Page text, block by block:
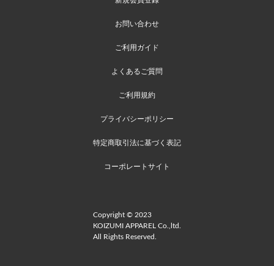
お問い合わせ
ご利用ガイド
よくあるご質問
ご利用規約
プライバシーポリシー
特定商取引法に基づく表記
コーポレートサイト
Copyright © 2023
KOIZUMI APPAREL Co.,ltd.
All Rights Reserved.